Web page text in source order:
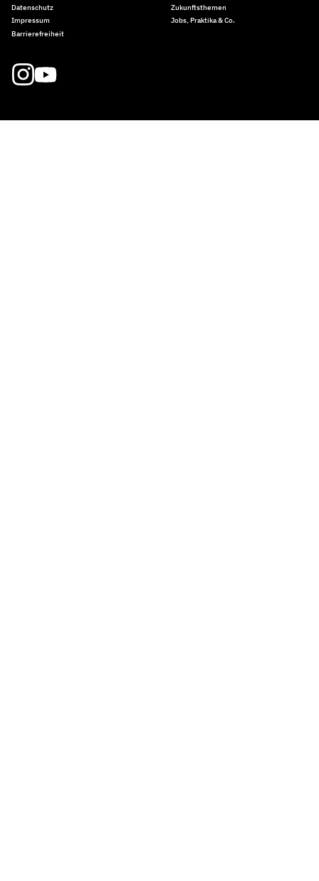
Datenschutz
Impressum
Barrierefreiheit
Zukunftsthemen
Jobs, Praktika & Co.